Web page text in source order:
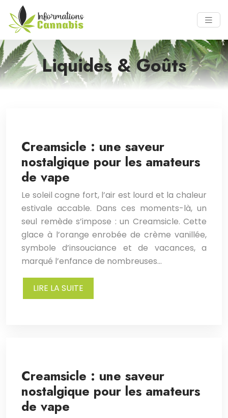
Liquides & Goûts
Creamsicle : une saveur
nostalgique pour les amateurs
de vape
Le soleil cogne fort, l’air est lourd et la chaleur
estivale accable. Dans ces moments-là, un
seul remède s’impose : un Creamsicle. Cette
glace à l’orange enrobée de crème vanillée,
symbole d’insouciance et de vacances, a
marqué l’enfance de nombreuses…
LIRE LA SUITE
Creamsicle : une saveur
nostalgique pour les amateurs
de vape